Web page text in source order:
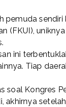
pemuda
(FKUI),
ini
Tiap
soal Kongres
akhirnya